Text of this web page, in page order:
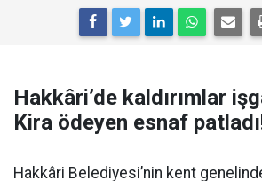
Hakkâri’de kaldırımlar
Kira ödeyen esnaf
Hakkâri Belediyesi’nin kent